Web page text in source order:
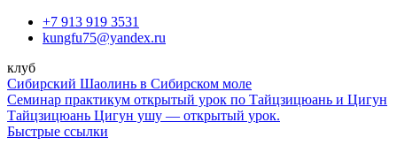
Перейти+7 913 919 3531
kungfu75@yandex.ru
клуб
Сибирский Шаолинь в Сибирском моле
Семинар практикум открытый урок по Тайцзицюань и Цигун
Тайцзицюань Цигун ушу — открытый урок.
Быстрые ссылки